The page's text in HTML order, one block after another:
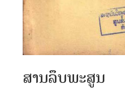
ສານລຶບພະສູນ